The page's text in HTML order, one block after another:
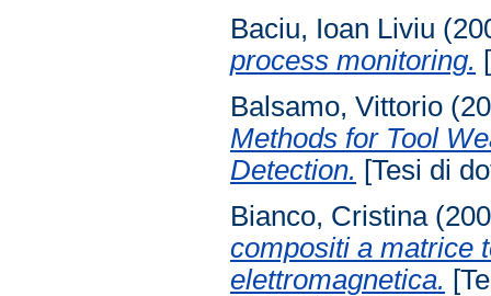
Baciu, Ioan Liviu
process monitoring.
Balsamo, Vittorio
Methods for Tool
Detection. [Tesi di
Bianco, Cristina
compositi a matrice
elettromagnetica.